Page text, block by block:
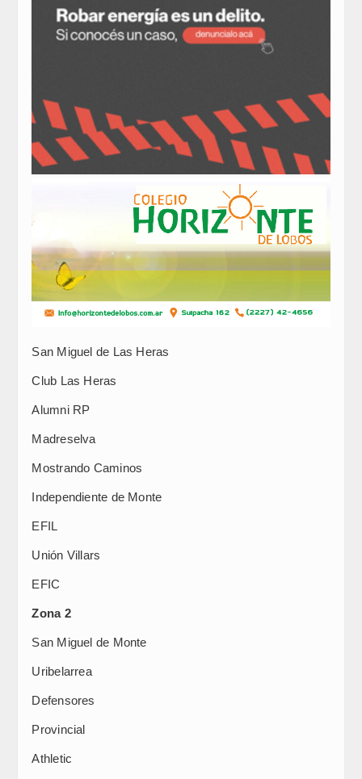
San Miguel de Las Heras
Club Las Heras
Alumni RP
Madreselva
Mostrando Caminos
Independiente de Monte
EFIL
Unión Villars
EFIC
Zona 2
San Miguel de Monte
Uribelarrea
Defensores
Provincial
Athletic